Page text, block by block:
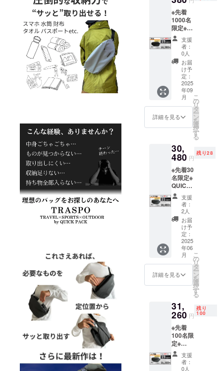
合、正
規販売
価格が
販売予
定価格
より下
がる可
能性も
ござい
ます。
状況、
使用部
材の供
給状
況、製
造工程
上の都
合等に
より出
荷時期
が遅れ
る場合
があり
※皆様の
支援に
が向上
した場
合、正
規販売
価格が
販売予
定価格
より下
がる可
能性も
ござい
ます。
定価格
に送料
を含む
合計金
額に対
するも
ので
す。 ※
デザイ
ン・仕
様は変
更にな
る可能
性もご
ざいま
い。 ※
ご注文
状況、
使用部
材の供
給状
況、製
造工程
上の都
合等に
より出
荷時期
が遅れ
る場合
があり
※皆様の
支援に
が向上
した場
合、正
規販売
価格が
販売予
定価格
より下
一般販
売予定
価格：
19,300
円が
【17%
OFF】
3,310円
割引の
15,990
円で支
援可能
です。
※ 消費
税込み
料 ※ 割
引率は
販売予
定価格
に送料
を含む
合計金
額に対
するも
ので
す。 ※
デザイ
ン・仕
様は変
更にな
る可能
性もご
ださ
い。 ※
ご注文
状況、
使用部
材の供
給状
況、製
※先着
1000名
限定※
早割 ：
16,380
円 (税
込・送
料込) カ
ラー：
選択可
発送：
第2弾発
送品
2025年
9月末発
一般販
売予定
価格：
19,300
円が
【15%
OFF】
2,920円
割引の
16,380
円で支
援可能
です。
※ 消費
税込み
※ 送料
は全国
販売予
定価格
に送料
を含む
合計金
額に対
するも
ので
す。 ※
支援
者：
0人
お届
け予
定：
2025
年09
月
詳細を見る
こ
の
リ
タ
ー
ン
を
選
択
す
る
30,
480 円
残り28
※先着30
名限定※
QUICK
PACK
TRASP
O 2点
ペア早
30,480
円 (税
込・送
料込) カ
ラー：1
点ずつ
選択可
発送：
送品
2025年
6月末発
送予定
一般販
売予定
価格：
38,600
支援
者：
2人
お届
け予
定：
2025
年06
月
詳細を見る
こ
の
リ
タ
ー
ン
を
選
択
す
る
31,
260 円
残り
100
※先着
100名限
定※
QUICK
PACK
TRASP
支援
者：
0人